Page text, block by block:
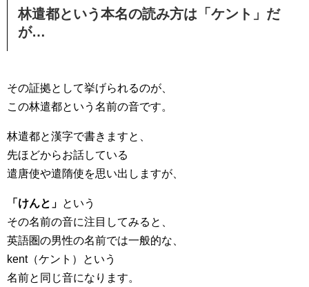
林遣都という本名の読み方は「ケント」だ
が…
その証拠として挙げられるのが、
この林遣都という名前の音です。
林遣都と漢字で書きますと、
先ほどからお話している
遣唐使や遣隋使を思い出しますが、
「けんと」 という
その名前の音に注目してみると、
英語圏の男性の名前では一般的な、
kent（ケント）という
名前と同じ音になります。